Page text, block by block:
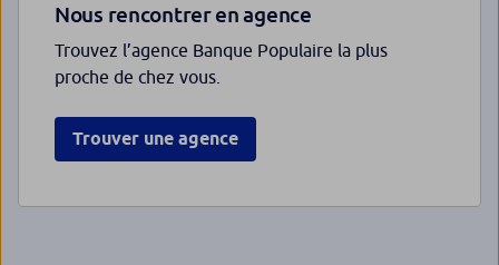
Nous rencontrer en agence
Trouvez l’agence Banque Populaire la plus
proche de chez vous.
Trouver une agence